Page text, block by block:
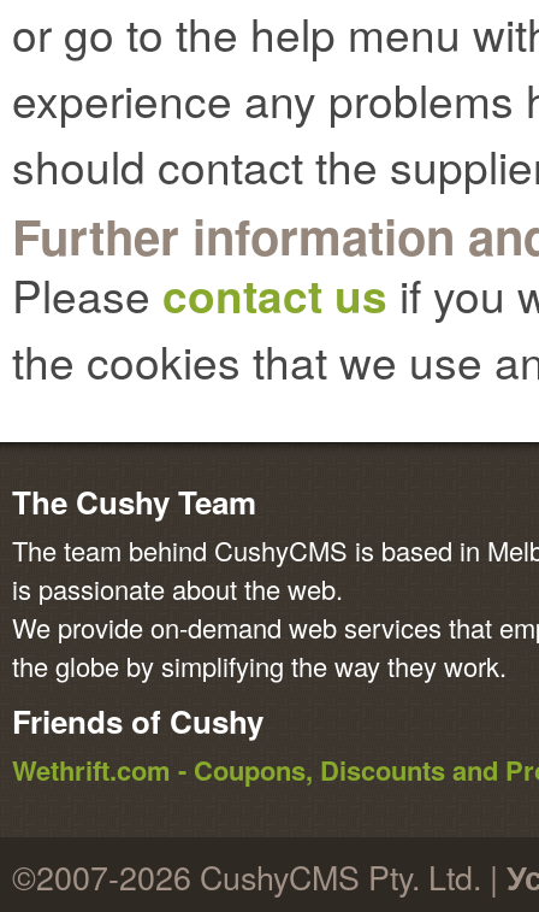
or go to the help menu
experience any problems
should contact the
Further information
Please contact us if you
the cookies that we use
The Cushy Team
The team behind CushyCMS is based in
is passionate about the web.
We provide on-demand web services that
the globe by simplifying the way they work.
Friends of Cushy
Wethrift.com - Coupons, Discounts and
©2007-2026 CushyCMS Pty. Ltd. |